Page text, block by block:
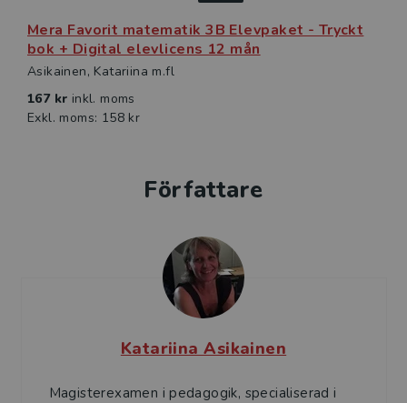
Mera Favorit matematik 3B Elevpaket - Tryckt
bok + Digital elevlicens 12 mån
Asikainen, Katariina m.fl
167 kr inkl. moms
Exkl. moms: 158 kr
Författare
Katariina Asikainen
Magisterexamen i pedagogik, specialiserad i